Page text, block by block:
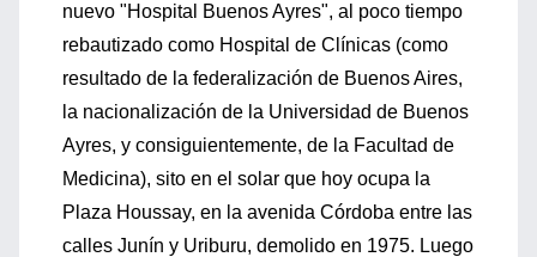
nuevo "Hospital Buenos Ayres", al poco tiempo
rebautizado como Hospital de Clínicas (como
resultado de la federalización de Buenos Aires,
la nacionalización de la Universidad de Buenos
Ayres, y consiguientemente, de la Facultad de
Medicina), sito en el solar que hoy ocupa la
Plaza Houssay, en la avenida Córdoba entre las
calles Junín y Uriburu, demolido en 1975. Luego